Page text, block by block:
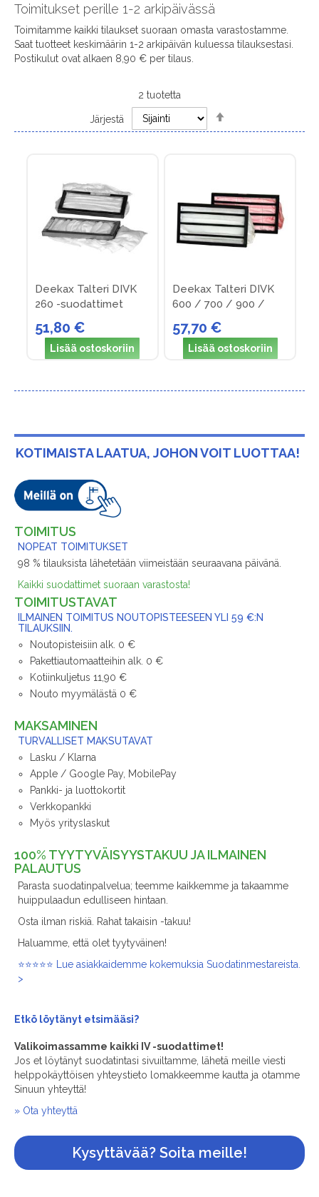
Toimitukset perille 1-2 arkipäivässä
Toimitamme kaikki tilaukset suoraan omasta varastostamme.
Saat tuotteet keskimäärin 1-2 arkipäivän kuluessa tilauksestasi.
Postikulut ovat alkaen 8,90 € per tilaus.
2 tuotetta
Järjestä
Deekax Talteri DIVK
260 -suodattimet
51,80 €
Lisää ostoskoriin
Deekax Talteri DIVK
600 / 700 / 900 /
1200 -suodattimet
57,70 €
Lisää ostoskoriin
KOTIMAISTA LAATUA, JOHON VOIT LUOTTAA!
TOIMITUS
NOPEAT TOIMITUKSET
98 % tilauksista lähetetään viimeistään seuraavana päivänä.
Kaikki suodattimet suoraan varastosta!
TOIMITUSTAVAT
ILMAINEN TOIMITUS NOUTOPISTEESEEN YLI 59 €:N
TILAUKSIIN.
Noutopisteisiin alk. 0 €
Pakettiautomaatteihin alk. 0 €
Kotiinkuljetus 11,90 €
Nouto myymälästä 0 €
MAKSAMINEN
TURVALLISET MAKSUTAVAT
Lasku / Klarna
Apple / Google Pay, MobilePay
Pankki- ja luottokortit
Verkkopankki
Myös yrityslaskut
100% TYYTYVÄISYYSTAKUU JA ILMAINEN
PALAUTUS
Parasta suodatinpalvelua; teemme kaikkemme ja takaamme
huippulaadun edulliseen hintaan.
Osta ilman riskiä. Rahat takaisin -takuu!
Haluamme, että olet tyytyväinen!
⭐⭐⭐⭐⭐ Lue asiakkaidemme kokemuksia Suodatinmestareista.
>
Etkö löytänyt etsimääsi?
Valikoimassamme kaikki IV -suodattimet!
Jos et löytänyt suodatintasi sivuiltamme, lähetä meille viesti
helppokäyttöisen yhteystieto lomakkeemme kautta ja otamme
Sinuun yhteyttä!
» Ota yhteyttä
Kysyttävää? Soita meille!